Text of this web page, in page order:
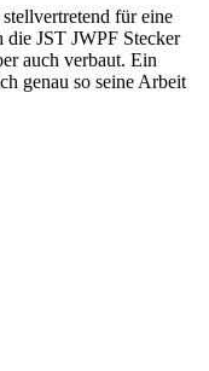
für eine
JST JWPF Stecker
auch verbaut. Ein
genau so seine Arbeit